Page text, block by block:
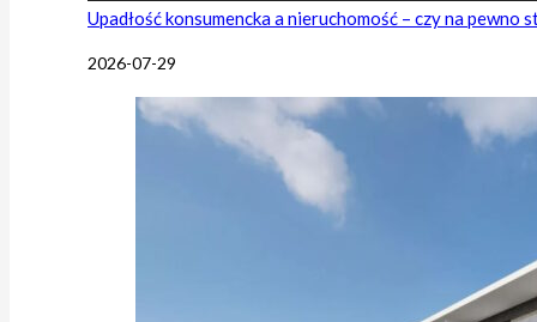
Upadłość konsumencka a nieruchomość – czy na pewno
2026-07-29